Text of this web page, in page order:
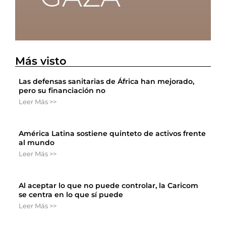
Más visto
Las defensas sanitarias de África han mejorado,
pero su financiación no
Leer Más >>
América Latina sostiene quinteto de activos frente
al mundo
Leer Más >>
Al aceptar lo que no puede controlar, la Caricom
se centra en lo que sí puede
Leer Más >>